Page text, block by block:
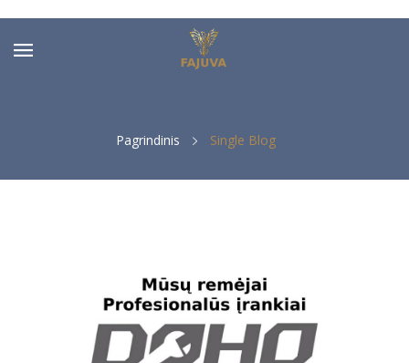
Pagrindinis Single Blog